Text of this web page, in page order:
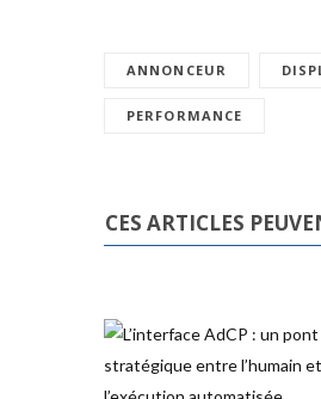
ANNONCEUR
PERFORMANCE
CES ARTICLES